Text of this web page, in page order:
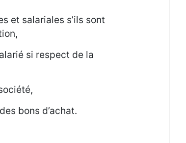
et salariales s’ils sont
si respect de la
bons d’achat.